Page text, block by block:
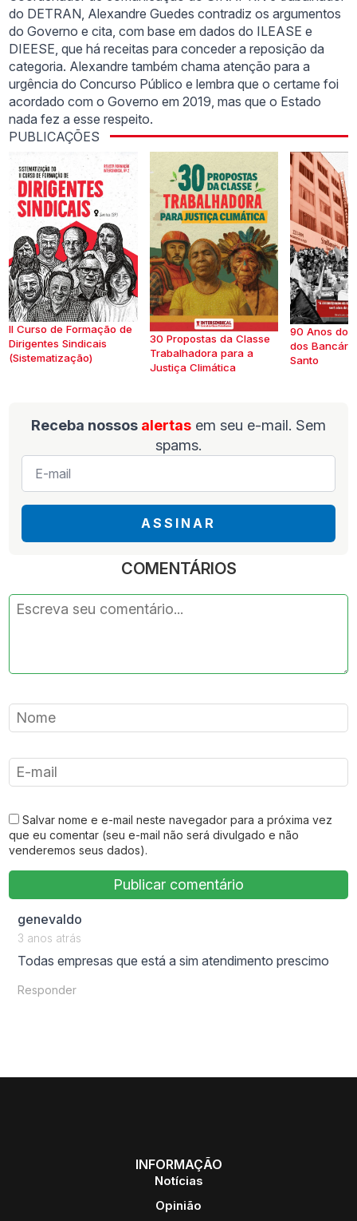
do DETRAN, Alexandre Guedes contradiz os argumentos
do Governo e cita, com base em dados do ILEASE e
DIEESE, que há receitas para conceder a reposição da
categoria. Alexandre também chama atenção para a
urgência do Concurso Público e lembra que o certame foi
acordado com o Governo em 2019, mas que o Estado
nada fez a esse respeito.
PUBLICAÇÕES
II Curso de Formação de
Dirigentes Sindicais
(Sistematização)
30 Propostas da Classe
Trabalhadora para a
Justiça Climática
90 Anos do
dos
Santo
Receba nossos alertas em seu e-mail. Sem
spams.
E-
mail
ASSINAR
COMENTÁRIOS
Salvar nome e e-mail neste navegador para a próxima vez
que eu comentar (seu e-mail não será divulgado e não
venderemos seus dados).
genevaldo
3 anos atrás
Todas empresas que está a sim atendimento prescimo
Responder
INFORMAÇÃO
Notícias
Opinião